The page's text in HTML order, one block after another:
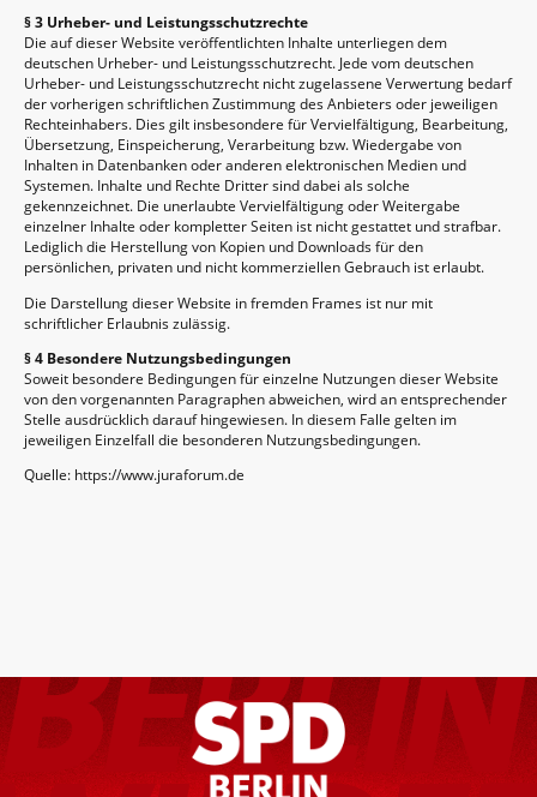
§ 3 Urheber- und Leistungsschutzrechte
Die auf dieser Website veröffentlichten Inhalte unterliegen dem
deutschen Urheber- und Leistungsschutzrecht. Jede vom deutschen
Urheber- und Leistungsschutzrecht nicht zugelassene Verwertung bedarf
der vorherigen schriftlichen Zustimmung des Anbieters oder jeweiligen
Rechteinhabers. Dies gilt insbesondere für Vervielfältigung, Bearbeitung,
Übersetzung, Einspeicherung, Verarbeitung bzw. Wiedergabe von
Inhalten in Datenbanken oder anderen elektronischen Medien und
Systemen. Inhalte und Rechte Dritter sind dabei als solche
gekennzeichnet. Die unerlaubte Vervielfältigung oder Weitergabe
einzelner Inhalte oder kompletter Seiten ist nicht gestattet und strafbar.
Lediglich die Herstellung von Kopien und Downloads für den
persönlichen, privaten und nicht kommerziellen Gebrauch ist erlaubt.
Die Darstellung dieser Website in fremden Frames ist nur mit
schriftlicher Erlaubnis zulässig.
§ 4 Besondere Nutzungsbedingungen
Soweit besondere Bedingungen für einzelne Nutzungen dieser Website
von den vorgenannten Paragraphen abweichen, wird an entsprechender
Stelle ausdrücklich darauf hingewiesen. In diesem Falle gelten im
jeweiligen Einzelfall die besonderen Nutzungsbedingungen.
Quelle: https://www.juraforum.de